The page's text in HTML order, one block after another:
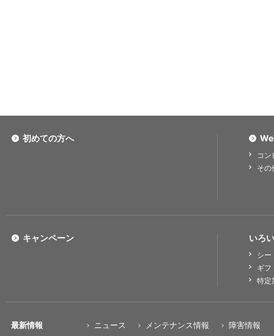
初めての方へ
コ
その
いろ
シー
ギフ
特定
キャンペーン
最新情報 ニュース メンテナンス情報 障害情報